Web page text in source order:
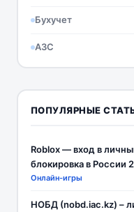
Бухучет
АЗС
ПОПУЛЯРНЫЕ
Roblox — вход в
блокировка в России
Онлайн-игры
НОБД (nobd.iac.kz) –